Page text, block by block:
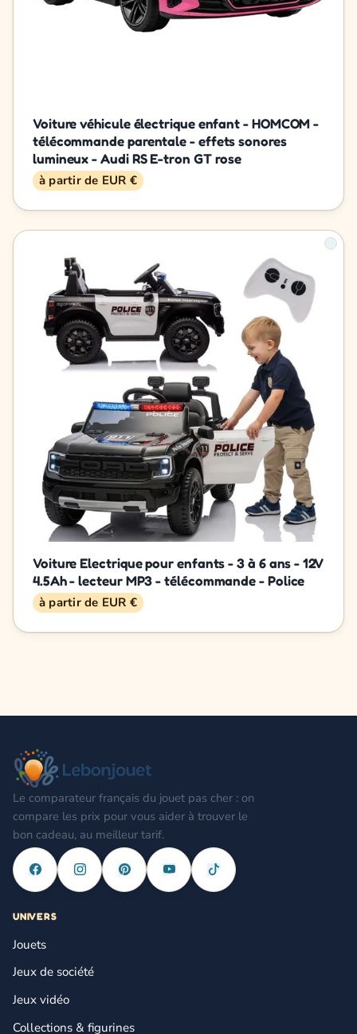
Voiture véhicule électrique enfant - HOMCOM -
télécommande parentale - effets sonores
lumineux - Audi RS E-tron GT rose
à partir de EUR €
Voiture Electrique pour enfants - 3 à 6 ans - 12V
4.5Ah - lecteur MP3 - télécommande - Police
à partir de EUR €
Le comparateur français du jouet pas cher : on
compare les prix pour vous aider à trouver le
bon cadeau, au meilleur tarif.
UNIVERS
Jouets
Jeux de société
Jeux vidéo
Collections & figurines